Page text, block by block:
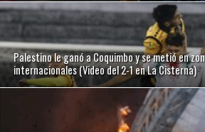
Palestino le ganó a Coquimbo y se metió en
internacionales (Video del 2-1 en La Cisterna)